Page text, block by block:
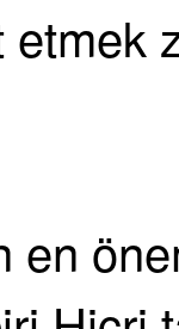
etmek
en